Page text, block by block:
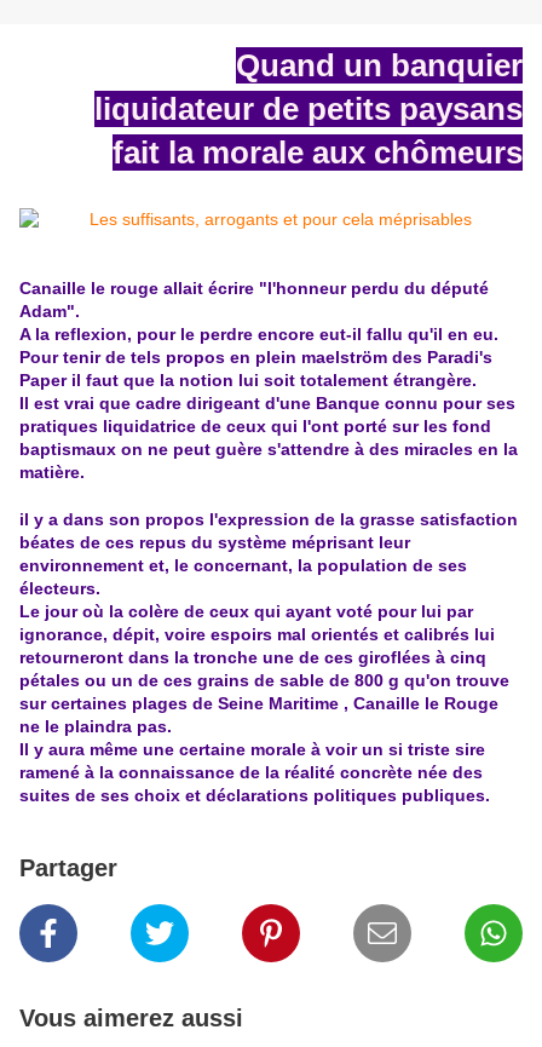
Quand un banquier
liquidateur de petits paysans
fait la morale aux chômeurs
Canaille le rouge allait écrire "l'honneur perdu du député
Adam".
A la reflexion, pour le perdre encore eut-il fallu qu'il en eu.
Pour tenir de tels propos en plein maelström des Paradi's
Paper il faut que la notion lui soit totalement étrangère.
Il est vrai que cadre dirigeant d'une Banque connu pour ses
pratiques liquidatrice de ceux qui l'ont porté sur les fond
baptismaux on ne peut guère s'attendre à des miracles en la
matière.
il y a dans son propos l'expression de la grasse satisfaction
béates de ces repus du système méprisant leur
environnement et, le concernant, la population de ses
électeurs.
Le jour où la colère de ceux qui ayant voté pour lui par
ignorance, dépit, voire espoirs mal orientés et calibrés lui
retourneront dans la tronche une de ces giroflées à cinq
pétales ou un de ces grains de sable de 800 g qu'on trouve
sur certaines plages de Seine Maritime , Canaille le Rouge
ne le plaindra pas.
Il y aura même une certaine morale à voir un si triste sire
ramené à la connaissance de la réalité concrète née des
suites de ses choix et déclarations politiques publiques.
Partager
Vous aimerez aussi